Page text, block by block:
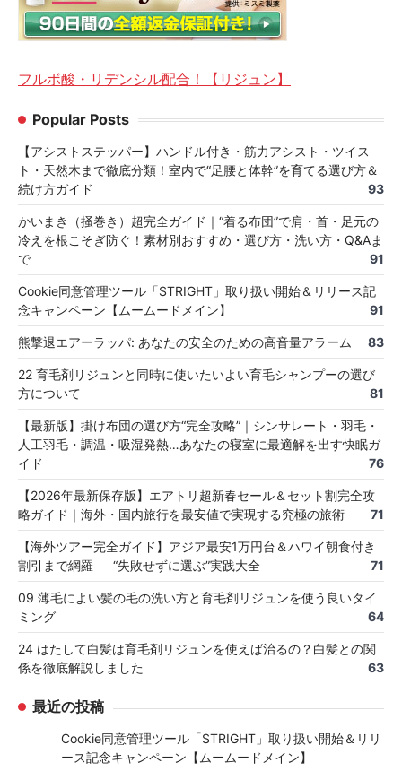
フルボ酸・リデンシル配合！【リジュン】
Popular Posts
【アシストステッパー】ハンドル付き・筋力アシスト・ツイス
ト・天然木まで徹底分類！室内で“足腰と体幹”を育てる選び方＆
続け方ガイド
93
かいまき（掻巻き）超完全ガイド｜“着る布団”で肩・首・足元の
冷えを根こそぎ防ぐ！素材別おすすめ・選び方・洗い方・Q&Aま
で
91
Cookie同意管理ツール「STRIGHT」取り扱い開始＆リリース記
念キャンペーン【ムームードメイン】
91
熊撃退エアーラッパ: あなたの安全のための高音量アラーム 83
22 育毛剤リジュンと同時に使いたいよい育毛シャンプーの選び
方について
81
【最新版】掛け布団の選び方“完全攻略”｜シンサレート・羽毛・
人工羽毛・調温・吸湿発熱…あなたの寝室に最適解を出す快眠ガ
イド
76
【2026年最新保存版】エアトリ超新春セール＆セット割完全攻
略ガイド｜海外・国内旅行を最安値で実現する究極の旅術
71
【海外ツアー完全ガイド】アジア最安1万円台＆ハワイ朝食付き
割引まで網羅 ― “失敗せずに選ぶ”実践大全
71
09 薄毛によい髪の毛の洗い方と育毛剤リジュンを使う良いタイ
ミング
64
24 はたして白髪は育毛剤リジュンを使えば治るの？白髪との関
係を徹底解説しました
63
最近の投稿
Cookie同意管理ツール「STRIGHT」取り扱い開始＆リリ
ース記念キャンペーン【ムームードメイン】